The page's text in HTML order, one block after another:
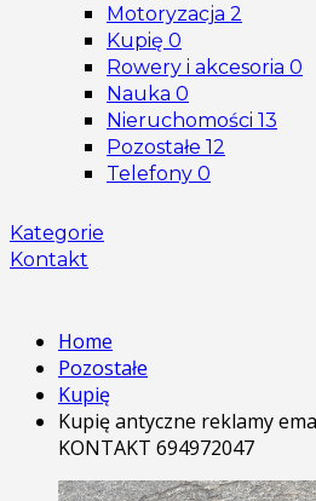
Motoryzacja 2
Kupię 0
Rowery i akcesoria 0
Nauka 0
Nieruchomości 13
Pozostałe 12
Telefony 0
Kategorie
Kontakt
Home
Pozostałe
Kupię
Kupię antyczne reklamy
KONTAKT 694972047